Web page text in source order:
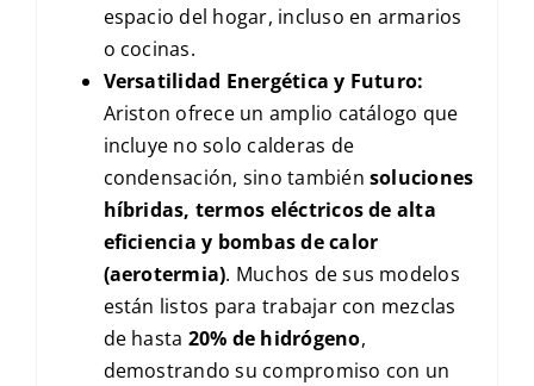
espacio del hogar, incluso en armarios
o cocinas.
Versatilidad Energética y Futuro:
Ariston ofrece un amplio catálogo que
incluye no solo calderas de
condensación, sino también soluciones
híbridas, termos eléctricos de alta
eficiencia y bombas de calor
(aerotermia). Muchos de sus modelos
están listos para trabajar con mezclas
de hasta 20% de hidrógeno,
demostrando su compromiso con un